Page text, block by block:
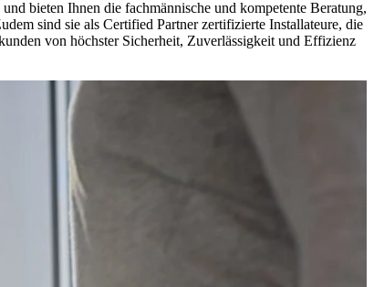
bieten Ihnen die fachmännische und kompetente Beratung,
sind sie als Certified Partner zertifizierte Installateure, die
von höchster Sicherheit, Zuverlässigkeit und Effizienz